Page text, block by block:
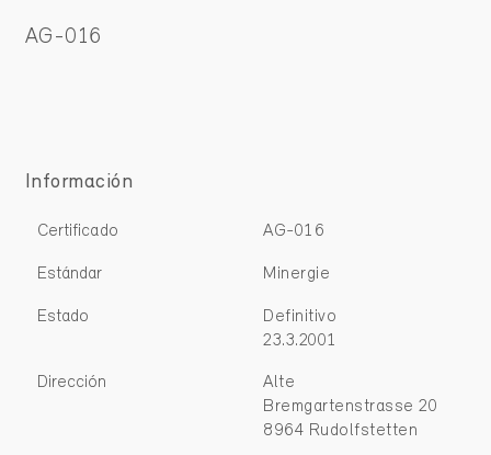
AG-016
Información
Certificado AG-016
Estándar Minergie
Estado
Definitivo
23.3.2001
Dirección
Alte
Bremgartenstrasse 20
8964 Rudolfstetten